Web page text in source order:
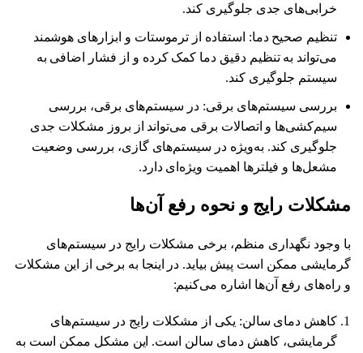
خرابی‌های جدی جلوگیری کند.
تنظیم صحیح دما: استفاده از ترموستات و ابزارهای هوشمند
می‌تواند به تنظیم دقیق دما کمک کرده و از فشار اضافی به
سیستم جلوگیری کند.
بررسی سیستم‌های برقی: در سیستم‌های برقی، بررسی
سیم‌کشی‌ها و اتصالات برقی می‌تواند از بروز مشکلات جدی
جلوگیری کند. به‌ویژه در سیستم‌های گازی، بررسی وضعیت
مشعل‌ها و فیلترها اهمیت ویژه‌ای دارد.
مشکلات رایج و نحوه رفع آن‌ها
با وجود نگهداری منظم، برخی مشکلات رایج در سیستم‌های
گرمایشی ممکن است پیش بیاید. در اینجا به برخی از این مشکلات
و راه‌های رفع آن‌ها اشاره می‌کنیم:
کاهش دمای سالن: یکی از مشکلات رایج در سیستم‌های
گرمایشی، کاهش دمای سالن است. این مشکل ممکن است به